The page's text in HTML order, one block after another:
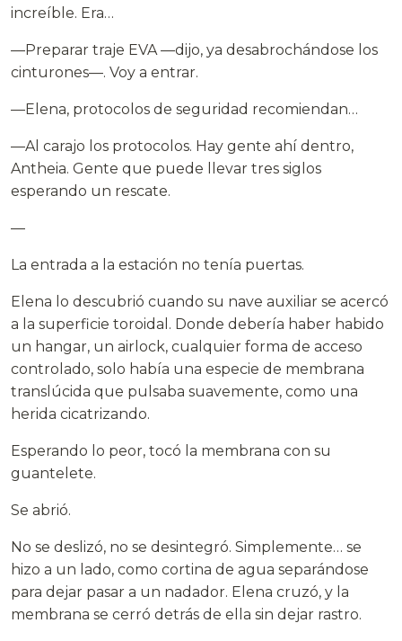
increíble. Era…
—Preparar traje EVA —dijo, ya desabrochándose los
cinturones—. Voy a entrar.
—Elena, protocolos de seguridad recomiendan…
—Al carajo los protocolos. Hay gente ahí dentro,
Antheia. Gente que puede llevar tres siglos
esperando un rescate.
—
La entrada a la estación no tenía puertas.
Elena lo descubrió cuando su nave auxiliar se acercó
a la superficie toroidal. Donde debería haber habido
un hangar, un airlock, cualquier forma de acceso
controlado, solo había una especie de membrana
translúcida que pulsaba suavemente, como una
herida cicatrizando.
Esperando lo peor, tocó la membrana con su
guantelete.
Se abrió.
No se deslizó, no se desintegró. Simplemente… se
hizo a un lado, como cortina de agua separándose
para dejar pasar a un nadador. Elena cruzó, y la
membrana se cerró detrás de ella sin dejar rastro.